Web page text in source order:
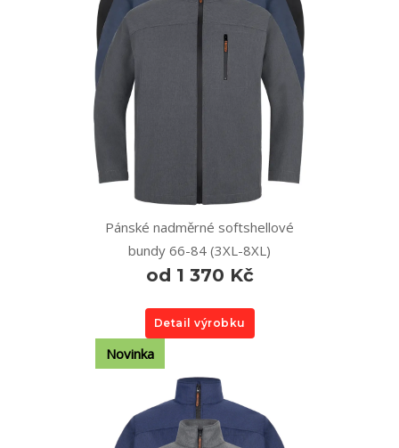
Pánské nadměrné softshellové
bundy 66-84 (3XL-8XL)
od 1 370 Kč
Detail výrobku
Novinka